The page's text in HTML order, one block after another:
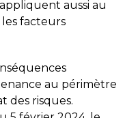
aussi au
facteurs
au périmètre
des risques.